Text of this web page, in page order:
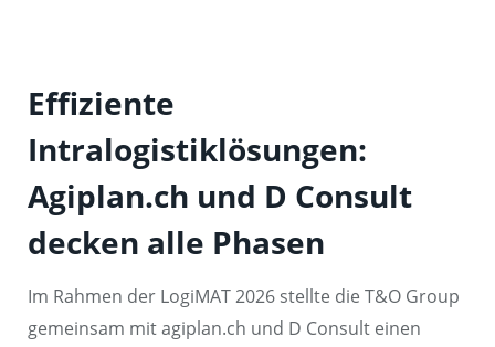
Effiziente
Intralogistiklösungen:
Agiplan.ch und D Consult
decken alle Phasen
Im Rahmen der LogiMAT 2026 stellte die T&O Group
gemeinsam mit agiplan.ch und D Consult einen